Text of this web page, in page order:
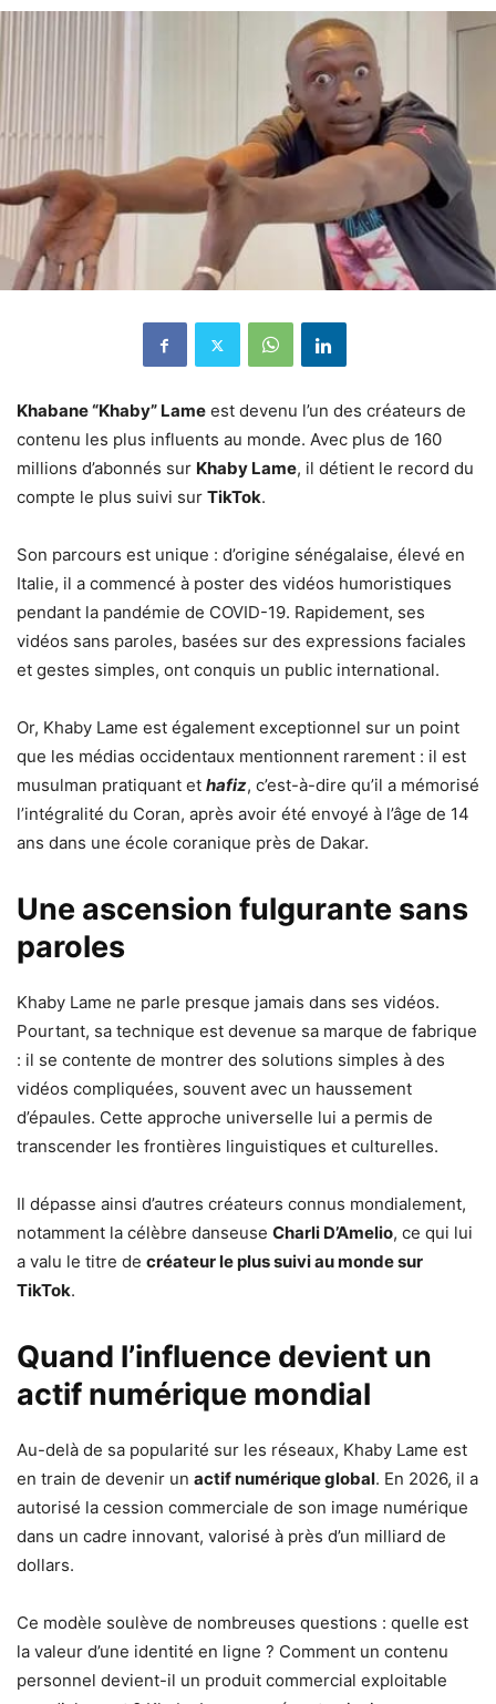
Khabane “Khaby” Lame est devenu l’un des créateurs de
contenu les plus influents au monde. Avec plus de 160
millions d’abonnés sur Khaby Lame, il détient le record du
compte le plus suivi sur TikTok.
Son parcours est unique : d’origine sénégalaise, élevé en
Italie, il a commencé à poster des vidéos humoristiques
pendant la pandémie de COVID-19. Rapidement, ses
vidéos sans paroles, basées sur des expressions faciales
et gestes simples, ont conquis un public international.
Or, Khaby Lame est également exceptionnel sur un point
que les médias occidentaux mentionnent rarement : il est
musulman pratiquant et hafiz, c’est-à-dire qu’il a mémorisé
l’intégralité du Coran, après avoir été envoyé à l’âge de 14
ans dans une école coranique près de Dakar.
Une ascension fulgurante sans
paroles
Khaby Lame ne parle presque jamais dans ses vidéos.
Pourtant, sa technique est devenue sa marque de fabrique
: il se contente de montrer des solutions simples à des
vidéos compliquées, souvent avec un haussement
d’épaules. Cette approche universelle lui a permis de
transcender les frontières linguistiques et culturelles.
Il dépasse ainsi d’autres créateurs connus mondialement,
notamment la célèbre danseuse Charli D’Amelio, ce qui lui
a valu le titre de créateur le plus suivi au monde sur
TikTok.
Quand l’influence devient un
actif numérique mondial
Au-delà de sa popularité sur les réseaux, Khaby Lame est
en train de devenir un actif numérique global. En 2026, il a
autorisé la cession commerciale de son image numérique
dans un cadre innovant, valorisé à près d’un milliard de
dollars.
Ce modèle soulève de nombreuses questions : quelle est
la valeur d’une identité en ligne ? Comment un contenu
personnel devient-il un produit commercial exploitable